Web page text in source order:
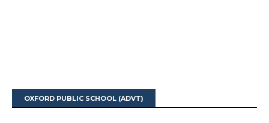
OXFORD PUBLIC SCHOOL (ADVT)